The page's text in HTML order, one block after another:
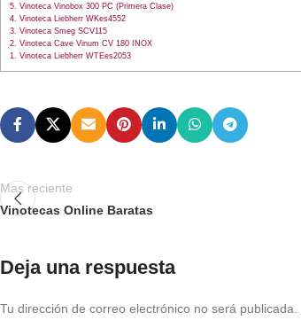
5. Vinoteca Vinobox 300 PC (Primera Clase)
4. Vinoteca Liebherr WKes4552
3. Vinoteca Smeg SCV115
2. Vinoteca Cave Vinum CV 180 INOX
1. Vinoteca Liebherr WTEes2053
Mas reciente
Vinotecas Online Baratas
Deja una respuesta
Tu dirección de correo electrónico no será publicada.